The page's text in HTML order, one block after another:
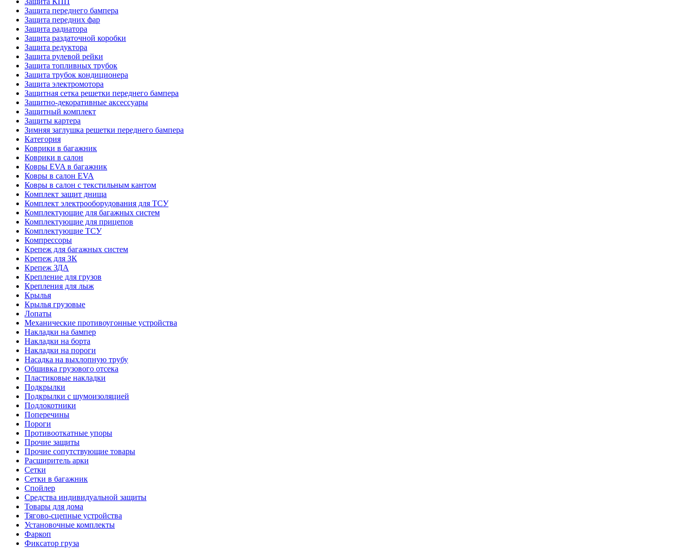
Защита переднего бампера
Защита передних фар
Защита радиатора
Защита раздаточной коробки
Защита редуктора
Защита рулевой рейки
Защита топливных трубок
Защита трубок кондиционера
Защита электромотора
Защитная сетка решетки переднего бампера
Защитно-декоративные аксессуары
Защитный комплект
Защиты картера
Зимняя заглушка решетки переднего бампера
Категория
Коврики в багажник
Коврики в салон
Ковры EVA в багажник
Ковры в салон EVA
Ковры в салон с текстильным кантом
Комплект защит днища
Комплект электрооборудования для ТСУ
Комплектующие для багажных систем
Комплектующие для прицепов
Комплектующие ТСУ
Компрессоры
Крепеж для багажных систем
Крепеж для ЗК
Крепеж ЗДА
Крепление для грузов
Крепления для лыж
Крылья
Крылья грузовые
Лопаты
Механические противоугонные устройства
Накладки на бампер
Накладки на борта
Накладки на пороги
Насадка на выхлопную трубу
Обшивка грузового отсека
Пластиковые накладки
Подкрылки
Подкрылки с шумоизоляцией
Подлокотники
Поперечины
Пороги
Противооткатные упоры
Прочие защиты
Прочие сопутствующие товары
Расширитель арки
Сетки
Сетки в багажник
Спойлер
Средства индивидуальной защиты
Товары для дома
Тягово-сцепные устройства
Установочные комплекты
Фаркоп
Фиксатор груза